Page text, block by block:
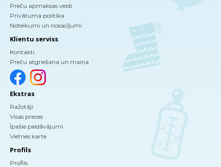
Preču apmaksas veidi
Privātuma politika
Noteikumi un nosacījumi
Klientu serviss
Kontakti
Preču atgriešana un maiņa
Ekstras
Ražotāji
Visas preces
Īpašie piedāvājumi
Vietnes karte
Profils
Profils